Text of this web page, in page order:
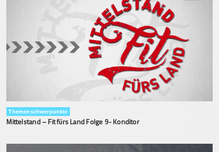
Themenschwerpunkte
Mittelstand – Fit fürs Land Folge 9- Konditor